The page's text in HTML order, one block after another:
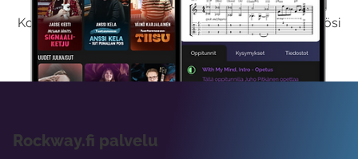
Kokeilemalla ilmaiseksi saat koko sisältömme käyttöösi
viikon ajaksi.
Rockway.fi palvelu